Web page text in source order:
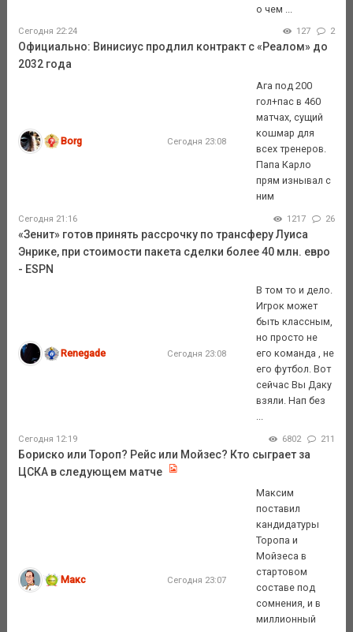
о чем ...
Сегодня 22:24 127 2
Официально: Винисиус продлил контракт с «Реалом» до
2032 года
Borg Сегодня 23:08
Ага под 200
гол+пас в 460
матчах, сущий
кошмар для
всех тренеров.
Папа Карло
прям изнывал с
ним
Сегодня 21:16 1217 26
«Зенит» готов принять рассрочку по трансферу Луиса
Энрике, при стоимости пакета сделки более 40 млн. евро
- ESPN
Renegade Сегодня 23:08
В том то и дело.
Игрок может
быть классным,
но просто не
его команда , не
его футбол. Вот
сейчас Вы Даку
взяли. Нап без
Сегодня 12:19 6802 211
Бориско или Тороп? Рейс или Мойзес? Кто сыграет за
ЦСКА в следующем матче
Макс Сегодня 23:07
Максим
поставил
кандидатуры
Торопа и
Мойзеса в
стартовом
составе под
сомнения, и в
миллионный